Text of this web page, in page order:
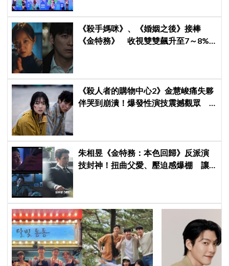
《殺手媽咪》、《婚姻之後》接棒
《金特務》 收視雙雙飆升至7～8%
《殺人者的購物中心2》金慧峻痛失夥
伴哭到崩潰！爆發性演技震撼觀眾
朱相昱《金特務：本色回歸》反派演
技封神！扭曲父愛、壓迫感爆棚 讓